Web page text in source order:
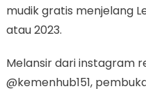
mudik gratis menjelang
atau 2023.
Melansir dari instagram
@kemenhub151,